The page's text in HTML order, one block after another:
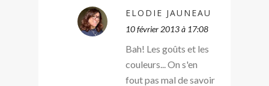
ELODIE JAUNEAU
10 février 2013 à 17:08
Bah! Les goûts et les
couleurs... On s'en
fout pas mal de savoir